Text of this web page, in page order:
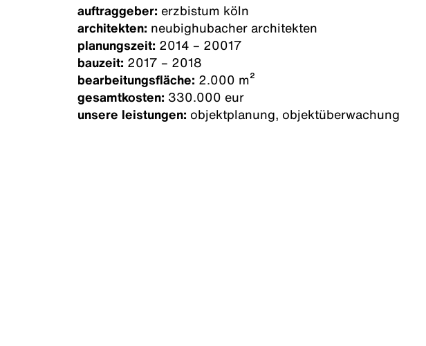
auftraggeber: erzbistum köln
architekten: neubighubacher architekten
planungszeit: 2014 – 20017
bauzeit: 2017 – 2018
bearbeitungsfläche: 2.000 m²
gesamtkosten: 330.000 eur
unsere leistungen: objektplanung, objektüberwachung